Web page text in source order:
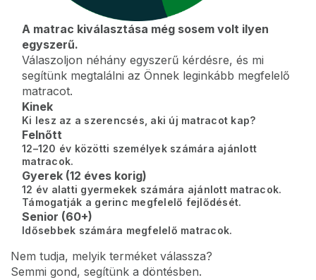
A matrac kiválasztása még sosem volt ilyen
egyszerű.
Válaszoljon néhány egyszerű kérdésre, és mi
segítünk megtalálni az Önnek leginkább megfelelő
matracot.
Kinek
Ki lesz az a szerencsés, aki új matracot kap?
Felnőtt
12–120 év közötti személyek számára ajánlott
matracok.
Gyerek (12 éves korig)
12 év alatti gyermekek számára ajánlott matracok.
Támogatják a gerinc megfelelő fejlődését.
Senior (60+)
Idősebbek számára megfelelő matracok.
Nem tudja, melyik terméket válassza?
Semmi gond, segítünk a döntésben.